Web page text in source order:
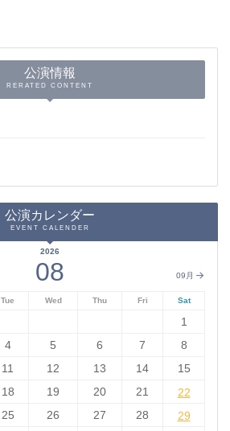
公演情報
RERATED CONTENT
公演カレンダー
EVENT CALENDER
09月
2026
08
Tue Wed Thu Fri Sat
1
4 5 6 7
8
11 12 13 14
15
18 19 20 21 22
22
25 26 27 28 29
29